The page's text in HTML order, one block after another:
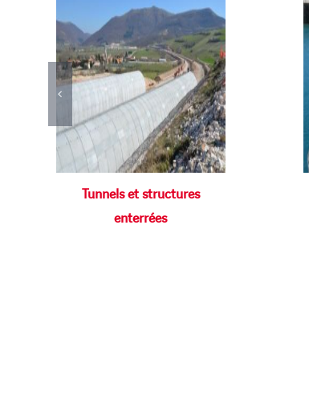
Tunnels et structures
enterrées